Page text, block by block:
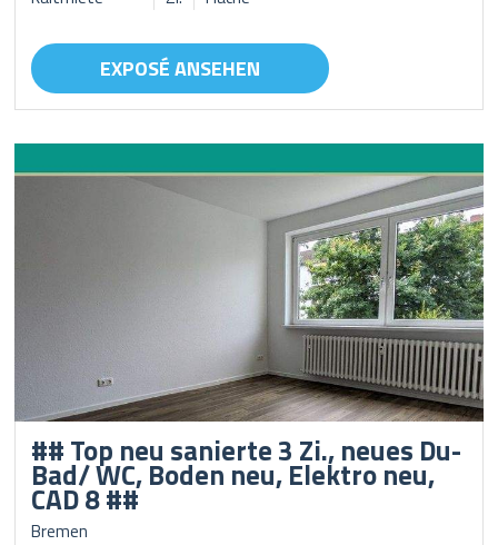
EXPOSÉ ANSEHEN
## Top neu sanierte 3 Zi., neues Du-
Bad/ WC, Boden neu, Elektro neu,
CAD 8 ##
Bremen